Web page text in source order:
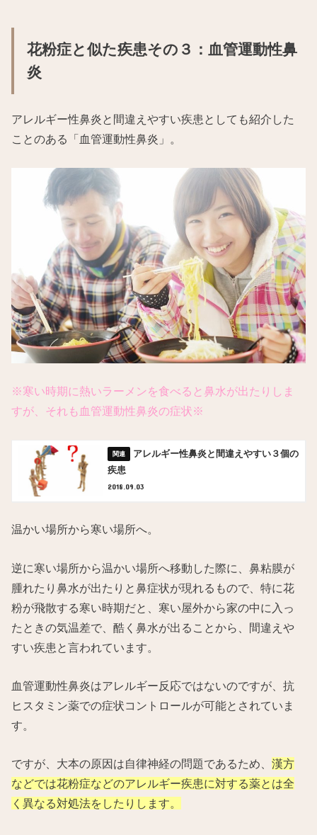
花粉症と似た疾患その３：血管運動性鼻
炎
アレルギー性鼻炎と間違えやすい疾患としても紹介した
ことのある「血管運動性鼻炎」。
※寒い時期に熱いラーメンを食べると鼻水が出たりしま
すが、それも血管運動性鼻炎の症状※
アレルギー性鼻炎と間違えやすい３個の
疾患
2018.09.03
温かい場所から寒い場所へ。
逆に寒い場所から温かい場所へ移動した際に、鼻粘膜が
腫れたり鼻水が出たりと鼻症状が現れるもので、特に花
粉が飛散する寒い時期だと、寒い屋外から家の中に入っ
たときの気温差で、酷く鼻水が出ることから、間違えや
すい疾患と言われています。
血管運動性鼻炎はアレルギー反応ではないのですが、抗
ヒスタミン薬での症状コントロールが可能とされていま
す。
ですが、大本の原因は自律神経の問題であるため、漢方
などでは花粉症などのアレルギー疾患に対する薬とは全
く異なる対処法をしたりします。